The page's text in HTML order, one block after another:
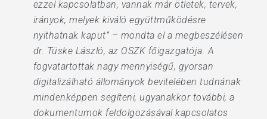
ezzel kapcsolatban, vannak már ötletek, tervek,
irányok, melyek kiváló együttműködésre
nyithatnak kaput” – mondta el a megbeszélésen
dr. Tüske László, az OSZK főigazgatója. A
fogvatartottak nagy mennyiségű, gyorsan
digitalizálható állományok bevitelében tudnának
mindenképpen segíteni, ugyanakkor további, a
dokumentumok feldolgozásával kapcsolatos